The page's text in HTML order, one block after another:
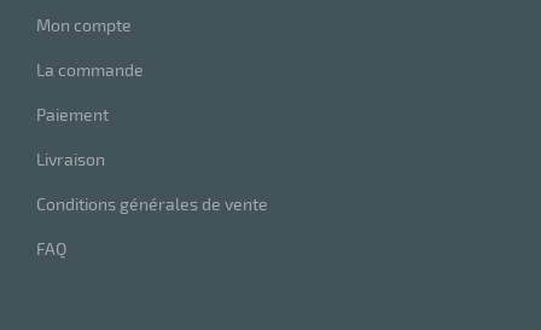
Mon compte
La commande
Paiement
Livraison
Conditions générales de vente
FAQ